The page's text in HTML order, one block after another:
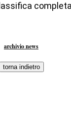
archivio news